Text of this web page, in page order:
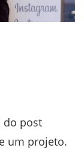
do post
um projeto.